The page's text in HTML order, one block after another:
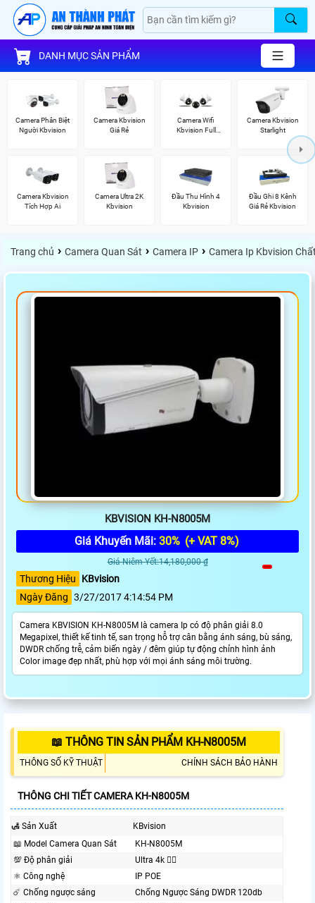
DANH MỤC SẢN PHẨM
Camera Phân Biệt
Người Kbvision
Camera Kbvision
Giá Rẻ
Camera Wifi
Kbvision Full
Camera Kbvision
Starlight
Camera Kbvision
Tích Hợp Ai
Camera Ultra 2K
Kbvision
Đầu Thu Hình 4
Kbvision
Đầu Ghi 8 Kênh
Giá Rẻ Kbvision
Trang chủ › Camera Quan Sát › Camera IP › Camera Ip Kbvision
KBVISION KH-N8005M
Giá Khuyến Mãi: 30% (+ VAT 8%)
Giá Niêm Yết:14,180,000 ₫
Thương Hiệu
KBvision
Ngày Đăng 3/27/2017 4:14:54 PM
Camera KBVISION KH-N8005M là camera Ip có độ phân giải 8.0
Megapixel, thiết kế tinh tế, san trọng hỗ trợ cân bằng ánh sáng, bù sáng,
DWDR chống trễ, cảm biến ngày / đêm giúp tự động chỉnh hình ảnh
Color image đẹp nhất, phù hợp với mọi ánh sáng môi trường.
📖 THÔNG TIN SẢN PHẨM KH-N8005M
THÔNG SỐ KỸ THUẬT CHÍNH SÁCH BẢO HÀNH
THÔNG CHI TIẾT CAMERA KH-N8005M
🛃 Sản Xuất
KBvision
📖 Model Camera Quan Sát
KH-N8005M
💯 Độ phân giải
Ultra 4k 👍🏾
⚛️ Công nghệ
IP POE
☄️ Chống ngược sáng
Chống Ngược Sáng DWDR 120db